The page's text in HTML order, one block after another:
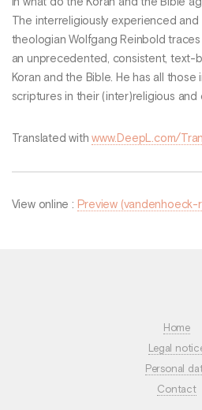
The interreligiously experienced
theologian Wolfgang Reinbold
an unprecedented, consistent, text-
Koran and the Bible. He has all
scriptures in their (inter)religious and
Translated withwww.DeepL.com/
View online : Preview
Home
Legal
Personal
Contact